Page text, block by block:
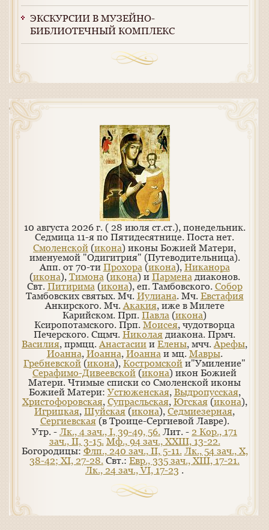
ЭКСКУРСИИ В МУЗЕЙНО-
БИБЛИОТЕЧНЫЙ КОМПЛЕКС
10 августа 2026 г. ( 28 июля ст.ст.), понедельник.
Седмица 11-я по Пятидесятнице. Поста нет.
Смоленской (икона) иконы Божией Матери,
именуемой "Одигитрия" (Путеводительница).
Апп. от 70-ти Прохора(икона), Никанора
(икона), Тимона(икона) и Парменадиаконов.
Свт. Питирима(икона), еп. Тамбовского. Собор
Тамбовских святых. Мч. Иулиана. Мч. Евстафия
Анкирского. Мч.Акакия, иже в Милете
Карийском. Прп. Павла (икона)
Ксиропотамского. Прп. Моисея, чудотворца
Печерского. Сщмч. Николая диакона. Прмч.
Василия, прмцц.Анастасии и Елены, мчч.Арефы,
Иоанна, Иоанна, Иоаннаи мц. Мавры.
Гребневской (икона), Костромской и"Умиление"
Серафимо-Дивеевской (икона) икон Божией
Матери. Чтимые списки со Смоленской иконы
Божией Матери:Устюженская, Выдропусская,
Христофоровская, Супрасльская, Югская(икона),
Игрицкая, Шуйская (икона), Седмиезерная,
Сергиевская(в Троице-Сергиевой Лавре).
Утр. - Лк., 4 зач., I, 39-49, 56. Лит. - 2 Кор., 171
зач., II, 3-15. Мф., 94 зач., XXIII, 13-22.
Богородицы: Флп., 240 зач., II, 5-11. Лк., 54 зач., X,
38-42; XI, 27-28. Свт.: Евр., 335 зач., XIII, 17-21.
Лк., 24 зач., VI, 17-23 .